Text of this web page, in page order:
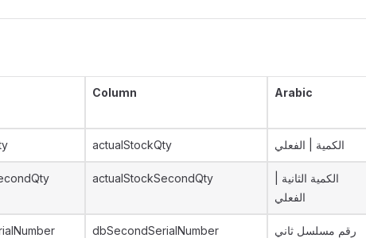
Column Arabic
actualStockQty الكمية | الفعلي
actualStockSecondQty
الكمية الثانية |
الفعلي
dbSecondSerialNumber
رقم مسلسل ثاني